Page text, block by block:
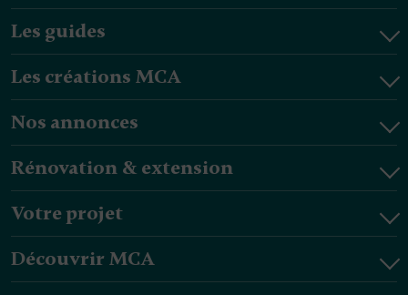
Les guides
Les créations MCA
Nos annonces
Rénovation & extension
Votre projet
Découvrir MCA